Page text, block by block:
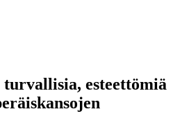
esteettömiä